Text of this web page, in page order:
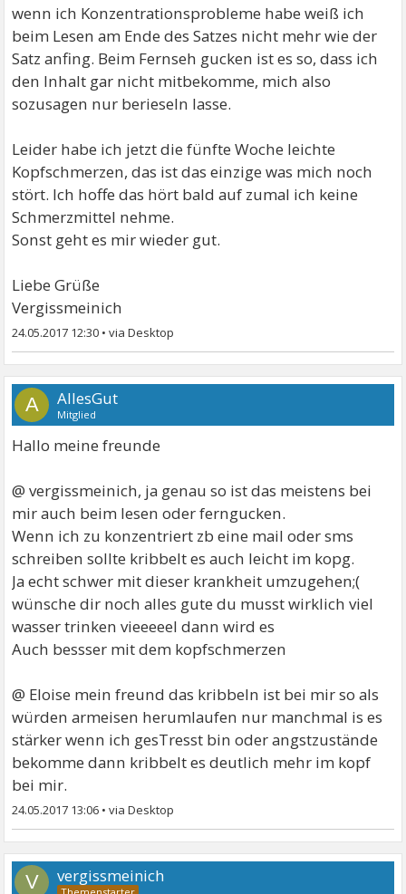
wenn ich Konzentrationsprobleme habe weiß ich
beim Lesen am Ende des Satzes nicht mehr wie der
Satz anfing. Beim Fernseh gucken ist es so, dass ich
den Inhalt gar nicht mitbekomme, mich also
sozusagen nur berieseln lasse.
Leider habe ich jetzt die fünfte Woche leichte
Kopfschmerzen, das ist das einzige was mich noch
stört. Ich hoffe das hört bald auf zumal ich keine
Schmerzmittel nehme.
Sonst geht es mir wieder gut.
Liebe Grüße
Vergissmeinich
24.05.2017 12:30 •
A AllesGut
Mitglied
Hallo meine freunde
@ vergissmeinich, ja genau so ist das meistens bei
mir auch beim lesen oder ferngucken.
Wenn ich zu konzentriert zb eine mail oder sms
schreiben sollte kribbelt es auch leicht im kopg.
Ja echt schwer mit dieser krankheit umzugehen;(
wünsche dir noch alles gute du musst wirklich viel
wasser trinken vieeeeel dann wird es
Auch bessser mit dem kopfschmerzen
@ Eloise mein freund das kribbeln ist bei mir so als
würden armeisen herumlaufen nur manchmal is es
stärker wenn ich gesTresst bin oder angstzustände
bekomme dann kribbelt es deutlich mehr im kopf
bei mir.
24.05.2017 13:06 •
V vergissmeinich